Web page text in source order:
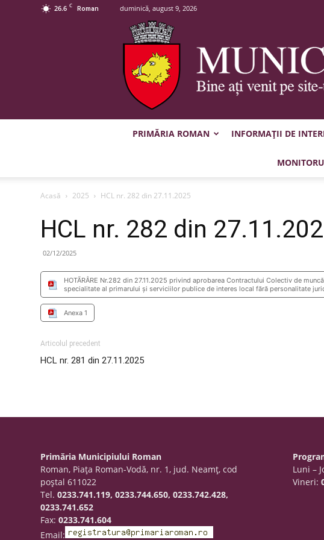
26.6 C Roman duminică, august 9, 2026
PRIMĂRIA ROMAN INFORMAȚII DE
Acasă 2025 HCL nr. 282 din 27.11.2025
HCL nr. 282 din
02/12/2025
HOTÃRÂRE Nr.282 din 27.11.2025 privind aprobarea Contractului Colectiv de
specialitate al primarului şi serviciilor publice de interes local fără personalitate
Anexa 1
Articolul precedent
HCL nr. 281 din 27.11.2025
Primăria Municipiului Roman
Roman, Piaţa Roman-Vodă, nr. 1, jud. Neamţ, cod
poştal 611022
Tel.0233.741.119, 0233.744.650, 0233.742.428,
0233.741.652
Fax:0233.741.604
Email:
Luni –
Vineri: